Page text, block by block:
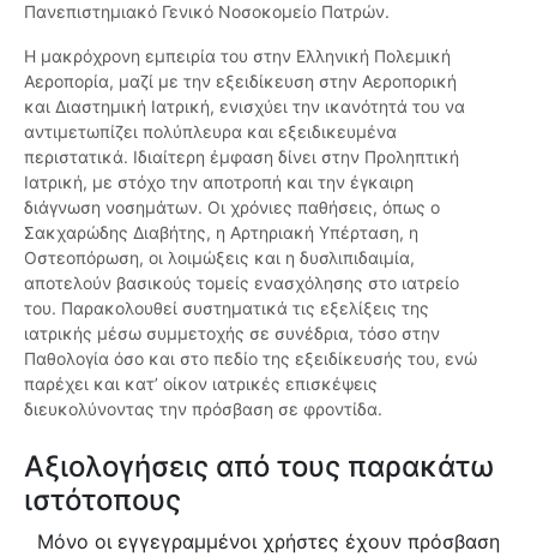
Πανεπιστημιακό Γενικό Νοσοκομείο Πατρών.
Η μακρόχρονη εμπειρία του στην Ελληνική Πολεμική
Αεροπορία, μαζί με την εξειδίκευση στην Αεροπορική
και Διαστημική Ιατρική, ενισχύει την ικανότητά του να
αντιμετωπίζει πολύπλευρα και εξειδικευμένα
περιστατικά. Ιδιαίτερη έμφαση δίνει στην Προληπτική
Ιατρική, με στόχο την αποτροπή και την έγκαιρη
διάγνωση νοσημάτων. Οι χρόνιες παθήσεις, όπως ο
Σακχαρώδης Διαβήτης, η Αρτηριακή Υπέρταση, η
Οστεοπόρωση, οι λοιμώξεις και η δυσλιπιδαιμία,
αποτελούν βασικούς τομείς ενασχόλησης στο ιατρείο
του. Παρακολουθεί συστηματικά τις εξελίξεις της
ιατρικής μέσω συμμετοχής σε συνέδρια, τόσο στην
Παθολογία όσο και στο πεδίο της εξειδίκευσής του, ενώ
παρέχει και κατ’ οίκον ιατρικές επισκέψεις
διευκολύνοντας την πρόσβαση σε φροντίδα.
Αξιολογήσεις από τους παρακάτω
ιστότοπους
Μόνο οι εγγεγραμμένοι χρήστες έχουν πρόσβαση